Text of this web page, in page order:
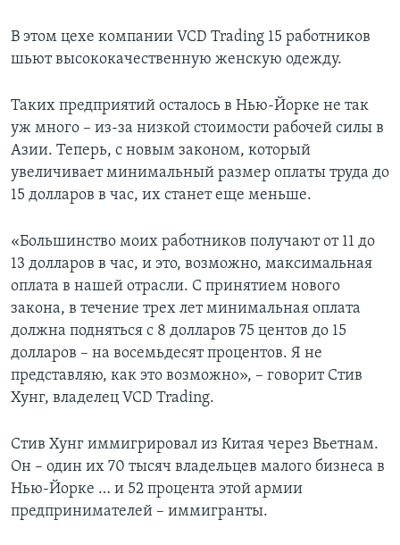
В этом цехе компании VCD Trading 15 работников
шьют высококачественную женскую одежду.
Таких предприятий осталось в Нью-Йорке не так
уж много – из-за низкой стоимости рабочей силы в
Азии. Теперь, с новым законом, который
увеличивает минимальный размер оплаты труда до
15 долларов в час, их станет еще меньше.
«Большинство моих работников получают от 11 до
13 долларов в час, и это, возможно, максимальная
оплата в нашей отрасли. С принятием нового
закона, в течение трех лет минимальная оплата
должна подняться с 8 долларов 75 центов до 15
долларов – на восемьдесят процентов. Я не
представляю, как это возможно», – говорит Стив
Хунг, владелец VCD Trading.
Стив Хунг иммигрировал из Китая через Вьетнам.
Он – один их 70 тысяч владельцев малого бизнеса в
Нью-Йорке … и 52 процента этой армии
предпринимателей – иммигранты.